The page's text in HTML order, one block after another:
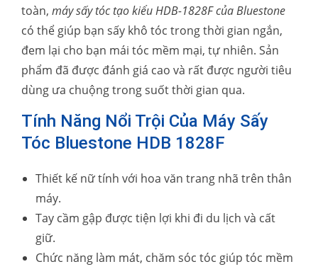
toàn, máy sấy tóc tạo kiểu HDB-1828F của Bluestone
có thể giúp bạn sấy khô tóc trong thời gian ngắn,
đem lại cho bạn mái tóc mềm mại, tự nhiên. Sản
phẩm đã được đánh giá cao và rất được người tiêu
dùng ưa chuộng trong suốt thời gian qua.
Tính Năng Nổi Trội Của Máy Sấy
Tóc Bluestone HDB 1828F
Thiết kế nữ tính với hoa văn trang nhã trên thân
máy.
Tay cầm gập được tiện lợi khi đi du lịch và cất
giữ.
Chức năng làm mát, chăm sóc tóc giúp tóc mềm